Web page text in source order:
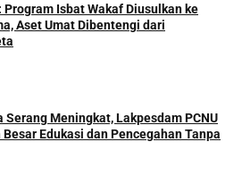
Program Isbat Wakaf Diusulkan ke
Aset Umat Dibentengi dari
Serang Meningkat, Lakpesdam PCNU
Edukasi dan Pencegahan Tanpa